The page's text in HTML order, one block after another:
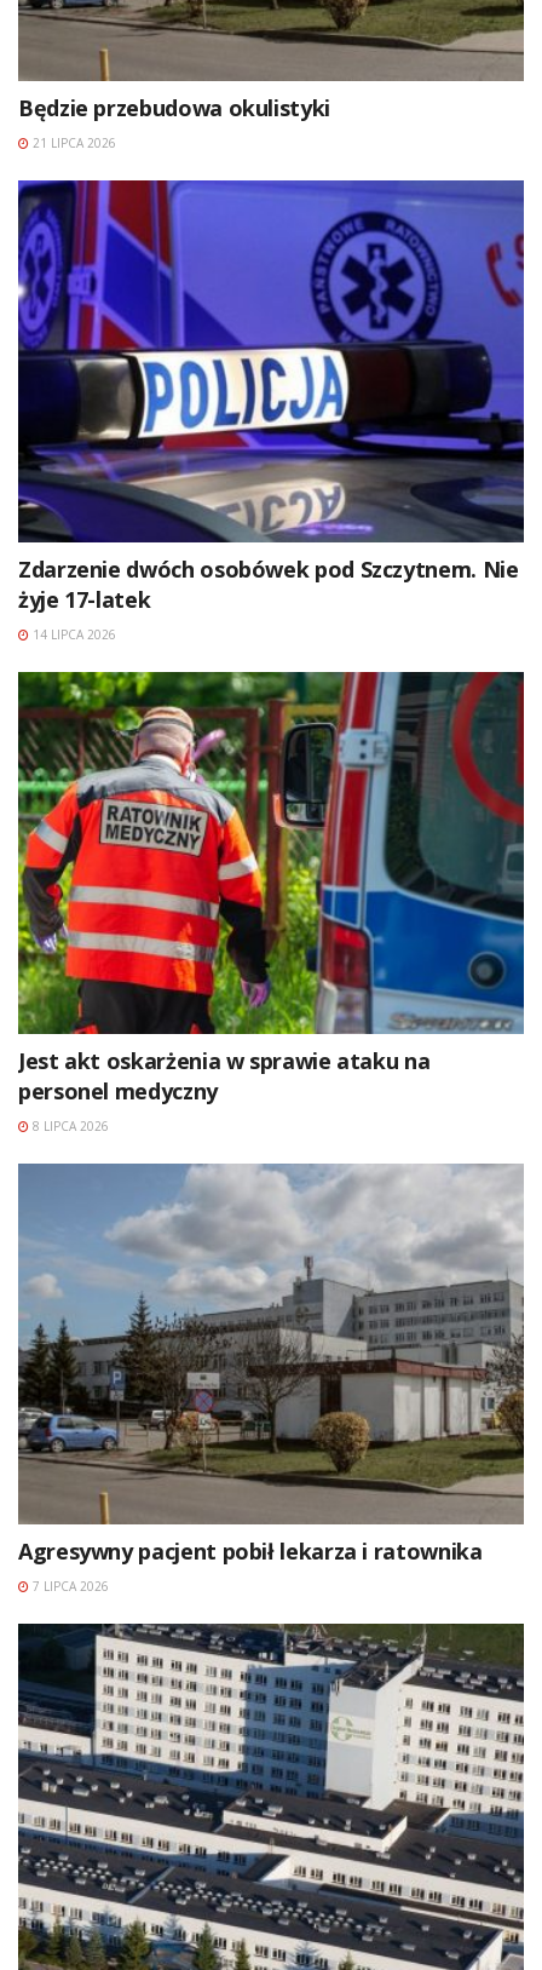
Będzie przebudowa okulistyki
21 LIPCA 2026
Zdarzenie dwóch osobówek pod Szczytnem. Nie
żyje 17-latek
14 LIPCA 2026
Jest akt oskarżenia w sprawie ataku na
personel medyczny
8 LIPCA 2026
Agresywny pacjent pobił lekarza i ratownika
7 LIPCA 2026